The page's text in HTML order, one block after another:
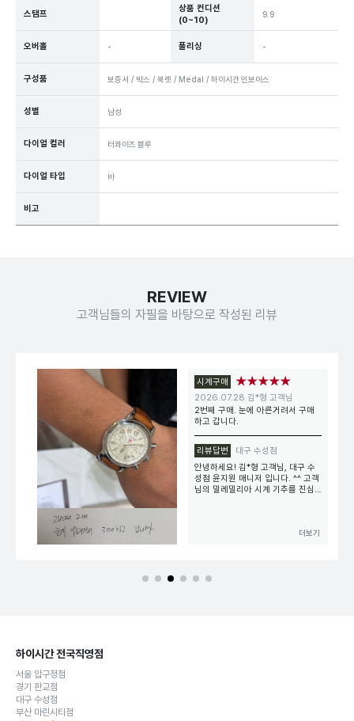
스탬프
상품 컨디션
(0~10)
9.9
오버홀 - 폴리싱 -
구성품 보증서 / 박스 / 북렛 / Medal / 하이시간 인보이스
성별 남성
다이얼 컬러 터콰이즈 블루
다이얼 타입 바
비고
REVIEW
고객님들의 자필을 바탕으로 작성된 리뷰
시계구매 ★★★★★
2026.07.28 김*형 고객님
2번째 구매. 눈에 아른거려서 구매
하고 갑니다.
리뷰답변
대구 수성점
안녕하세요! 김*형 고객님, 대구 수
성점 윤지원 매니저 입니다. ^^ 고객
님의 밀레밀리아 시계 기추를 진심
:) 안내드린 점 외에 궁금한 사항 있
사합니다.
더보기
하이시간 전국직영점
서울 압구정점
경기 판교점
대구 수성점
부산 마린시티점